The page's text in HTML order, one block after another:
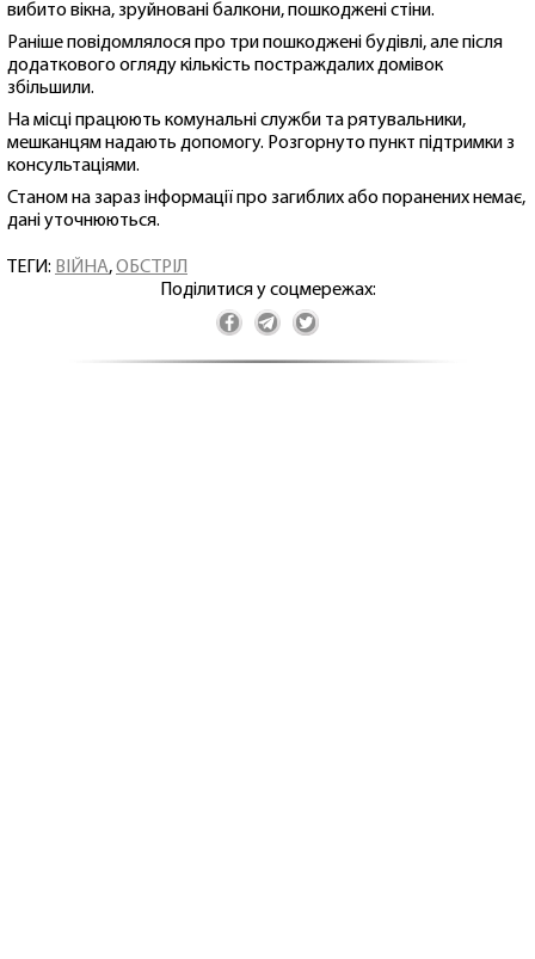
вибито вікна, зруйновані балкони, пошкоджені стіни.
Раніше повідомлялося про три пошкоджені будівлі, але після
додаткового огляду кількість постраждалих домівок
збільшили.
На місці працюють комунальні служби та рятувальники,
мешканцям надають допомогу. Розгорнуто пункт підтримки з
консультаціями.
Станом на зараз інформації про загиблих або поранених немає,
дані уточнюються.
ТЕГИ: ВІЙНА,ОБСТРІЛ
Поділитися у соцмережах: